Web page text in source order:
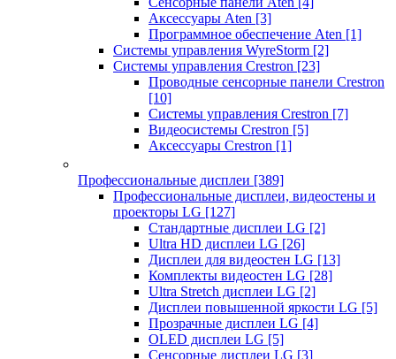
Аксессуары Aten [3]
Программное обеспечение Aten [1]
Системы управления WyreStorm [2]
Системы управления Crestron [23]
Проводные сенсорные панели Crestron
[10]
Системы управления Crestron [7]
Видеосистемы Crestron [5]
Аксессуары Crestron [1]
Профессиональные дисплеи [389]
Профессиональные дисплеи, видеостены и
проекторы LG [127]
Стандартные дисплеи LG [2]
Ultra HD дисплеи LG [26]
Дисплеи для видеостен LG [13]
Комплекты видеостен LG [28]
Ultra Stretch дисплеи LG [2]
Дисплеи повышенной яркости LG [5]
Прозрачные дисплеи LG [4]
OLED дисплеи LG [5]
Сенсорные дисплеи LG [3]